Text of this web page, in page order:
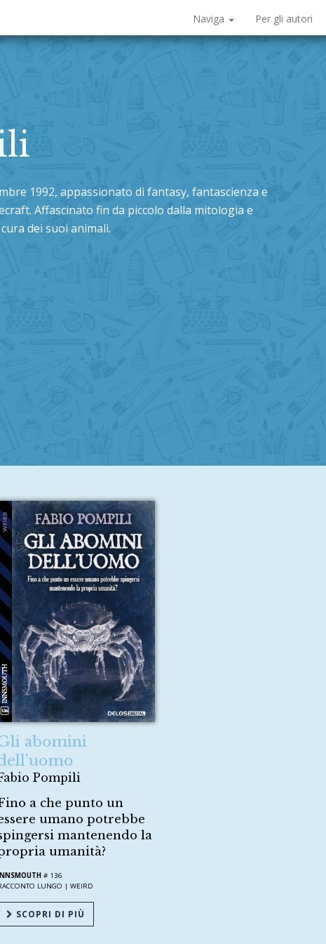
Naviga Per gli autori
1992, appassionato di fantasy, fantascienza e
Affascinato fin da piccolo dalla mitologia e
dei suoi animali.
abomini
Pompili
a che punto un
umano potrebbe
mantenendo la
umanità?
# 136
LUNGO | WEIRD
SCOPRI DI PIÙ